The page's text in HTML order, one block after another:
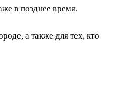
в позднее время.
а также для тех, кто